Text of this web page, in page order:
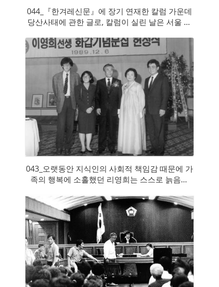
044_『한겨레신문』에 장기 연재한 칼럼 가운데
당산사태에 관한 글로, 칼럼이 실린 날은 서울 시
켰다(1988년 11월 6일자).
043_오랫동안 지식인의 사회적 책임감 때문에 가
족의 행복에 소홀했던 리영희는 스스로 늙음을
막내아들 건석, 딸 미정, 리영희 부부, 장남 건일